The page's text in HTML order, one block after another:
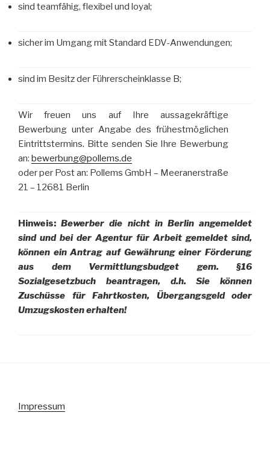
sind teamfähig, flexibel und loyal;
sicher im Umgang mit Standard EDV-Anwendungen;
sind im Besitz der Führerscheinklasse B;
Wir freuen uns auf Ihre aussagekräftige
Bewerbung unter Angabe des frühestmöglichen
Eintrittstermins. Bitte senden Sie Ihre Bewerbung
an: bewerbung@pollems.de
oder per Post an: Pollems GmbH – Meeranerstraße
21 – 12681 Berlin
Hinweis:Bewerber die nicht in Berlin angemeldet
sind und bei der Agentur für Arbeit gemeldet sind,
können ein Antrag auf Gewährung einer Förderung
aus dem Vermittlungsbudget gem. §16
Sozialgesetzbuch beantragen, d.h. Sie können
Zuschüsse für Fahrtkosten, Übergangsgeld oder
Umzugskosten erhalten!
Impressum